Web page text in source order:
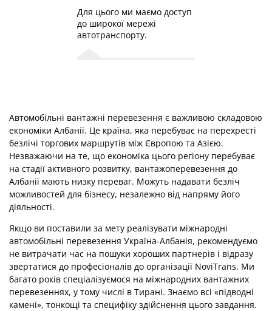
Для цього ми маємо доступ
до широкої мережі
автотранспорту.
Автомобільні вантажні перевезення є важливою складовою
економіки Албанії. Це країна, яка перебуває на перехресті
безлічі торгових маршрутів між Європою та Азією.
Незважаючи на те, що економіка цього регіону перебуває
на стадії активного розвитку, вантажоперевезення до
Албанії мають низку переваг. Можуть надавати безліч
можливостей для бізнесу, незалежно від напряму його
діяльності.
Якщо ви поставили за мету реалізувати міжнародні
автомобільні перевезення Україна-Албанія, рекомендуємо
не витрачати час на пошуки хороших партнерів і відразу
звертатися до професіоналів до організації NoviTrans. Ми
багато років спеціалізуємося на міжнародних вантажних
перевезеннях, у тому числі в Тирані. Знаємо всі «підводні
камені», тонкощі та специфіку здійснення цього завдання.